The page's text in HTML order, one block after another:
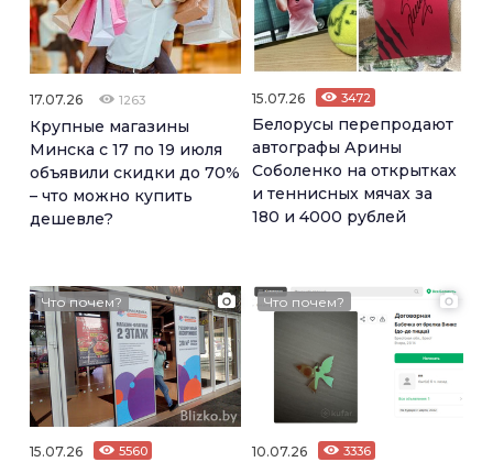
17.07.26 1263
Крупные магазины
Минска с 17 по 19 июля
объявили скидки до 70%
– что можно купить
дешевле?
15.07.26 3472
Белорусы перепродают
автографы Арины
Соболенко на открытках
и теннисных мячах за
180 и 4000 рублей
Что почем?
15.07.26 5560
Что почем?
10.07.26 3336